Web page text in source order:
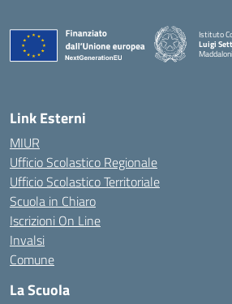
Istituto
Luigi
Link Esterni
MIUR
Ufficio Scolastico Regionale
Ufficio Scolastico Territoriale
Scuola in Chiaro
Iscrizioni On Line
Invalsi
Comune
La Scuola